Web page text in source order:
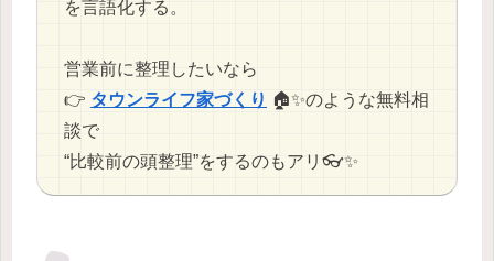
を言語化する。
営業前に整理したいなら
👉 タウンライフ家づくり 🏠✨のような無料相
談で
“比較前の頭整理”をするのもアリ👓✨